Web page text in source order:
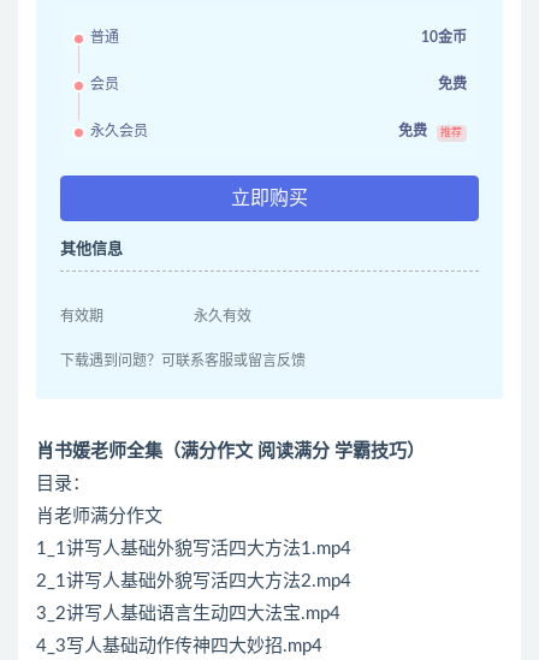
普通 10金币
会员 免费
永久会员 免费 推荐
立即购买
其他信息
有效期 永久有效
下载遇到问题？可联系客服或留言反馈
肖书媛老师全集（满分作文 阅读满分 学霸技巧）
目录：
肖老师满分作文
1_1讲写人基础外貌写活四大方法1.mp4
2_1讲写人基础外貌写活四大方法2.mp4
3_2讲写人基础语言生动四大法宝.mp4
4_3写人基础动作传神四大妙招.mp4